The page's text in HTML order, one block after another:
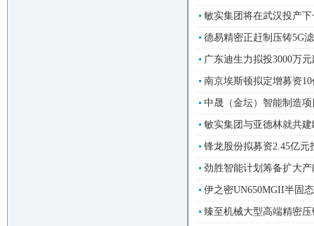
敏实集团将在武汉投产
德易精密正赶制压铸5G
广东迪生力拟投3000万
南京埃斯顿拟定增募资
中晟（金坛）智能制造
敏实集团与亚德林就共
锋龙股份拟募资2.45亿
劲胜智能计划筹备扩大
伊之密UN650MGII半固
臻至机械大型高端精密